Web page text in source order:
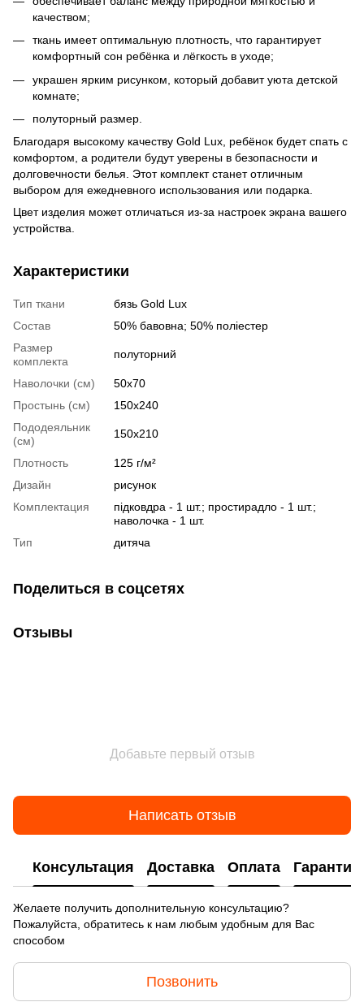
качеством;
ткань имеет оптимальную плотность, что гарантирует
комфортный сон ребёнка и лёгкость в уходе;
украшен ярким рисунком, который добавит уюта детской
комнате;
полуторный размер.
Благодаря высокому качеству Gold Lux, ребёнок будет спать с
комфортом, а родители будут уверены в безопасности и
долговечности белья. Этот комплект станет отличным
выбором для ежедневного использования или подарка.
Цвет изделия может отличаться из-за настроек экрана вашего
устройства.
Характеристики
Тип ткани
бязь Gold Lux
Состав
50% бавовна; 50% поліестер
Размер
комплекта
полуторний
Наволочки (см)
50х70
Простынь (см)
150х240
Пододеяльник
(см)
150х210
Плотность
125 г/м²
Дизайн
рисунок
Комплектация
підковдра - 1 шт.; простирадло - 1 шт.;
наволочка - 1 шт.
Тип
дитяча
Поделиться в соцсетях
Отзывы
Добавьте первый отзыв
Написать отзыв
Консультация Доставка Оплата Гарантия
Желаете получить дополнительную консультацию?
Пожалуйста, обратитесь к нам любым удобным для Вас
способом
Позвонить